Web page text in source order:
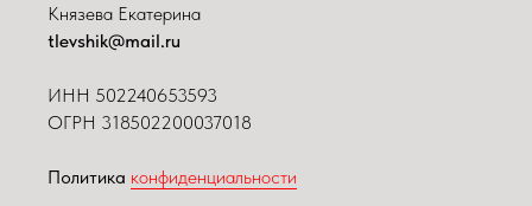
Князева Екатерина
tlevshik@mail.ru
ИНН 502240653593
ОГРН 318502200037018
Политика конфиденциальности